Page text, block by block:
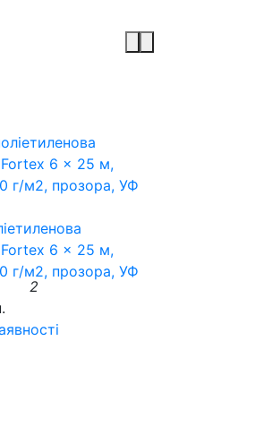
6 x 25 м,
г/м2, прозора, УФ
2